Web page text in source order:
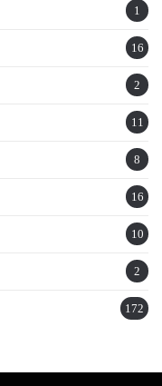
1
16
2
11
8
16
10
2
172